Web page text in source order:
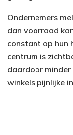
Ondernemers
dan voorraad
constant op hun
centrum is
daardoor
winkels pijnlijke